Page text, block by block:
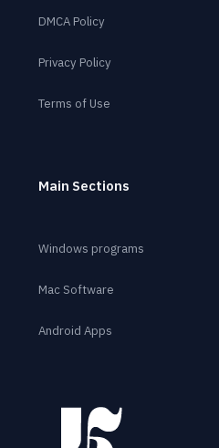
DMCA Policy
Privacy Policy
Terms of Use
Main Sections
Windows programs
Mac Software
Android Apps